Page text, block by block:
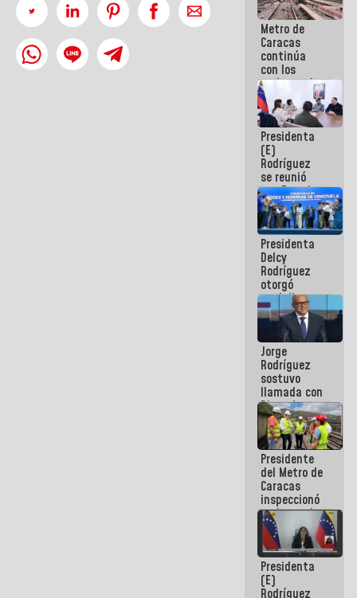
Metro de
Caracas
continúa
con los
trabajos de
mantenimiento
e inspección
en la Línea 2
Presidenta
(E)
Rodríguez
se reunió
con Estado
Mayor
Eléctrico
para
abordar
planes de
acción
Presidenta
Delcy
Rodríguez
otorgó
medalla
"Héroe de
Venezuela"
a servidores
públicos
Jorge
Rodríguez
sostuvo
llamada con
Dinorah
Figuera y
acuerdan
primer
encuentro
presencial
para el
diálogo
Presidente
del Metro de
Caracas
inspeccionó
trabajos de
rehabilitación
y
modernización
de la vía
férrea
Presidenta
(E)
Rodríguez